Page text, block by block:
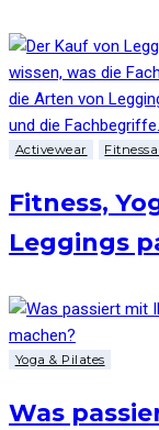
Activewear
Fitness,
Leggings
Yoga & Pilates
Was